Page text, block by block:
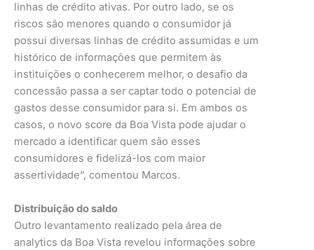
linhas de crédito ativas. Por outro lado, se os
riscos são menores quando o consumidor já
possui diversas linhas de crédito assumidas e um
histórico de informações que permitem às
instituições o conhecerem melhor, o desafio da
concessão passa a ser captar todo o potencial de
gastos desse consumidor para si. Em ambos os
casos, o novo score da Boa Vista pode ajudar o
mercado a identificar quem são esses
consumidores e fidelizá-los com maior
assertividade”, comentou Marcos.
Distribuição do saldo
Outro levantamento realizado pela área de
analytics da Boa Vista revelou informações sobre